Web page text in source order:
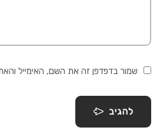
שמור בדפדפן זה את השם, האימייל
להגיב